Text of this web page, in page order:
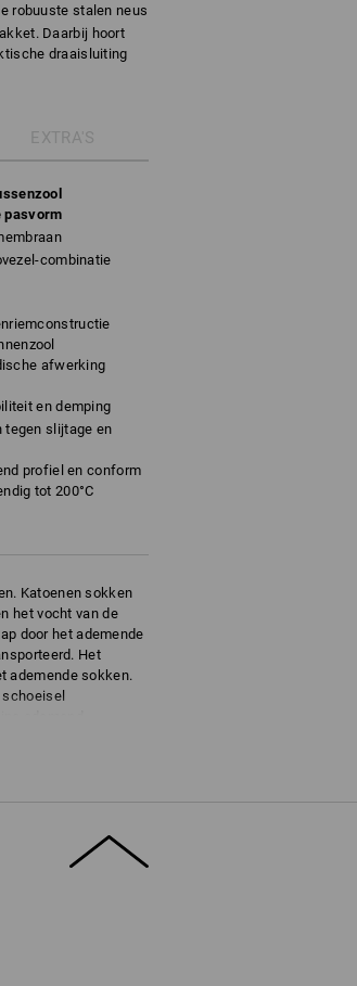
robuuste stalen neus
Daarbij hoort
draaisluiting
EXTRA'S
pasvorm
combinatie
afwerking
en demping
tegen slijtage en
profiel en conform
tot 200°C
Katoenen sokken
het vocht van de
door het ademende
Het
ademende sokken.